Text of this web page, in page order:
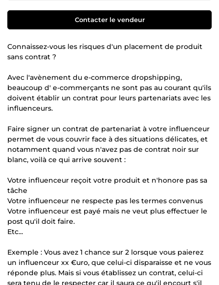
Contacter le vendeur
Connaissez-vous les risques d'un placement de produit
sans contrat ?
Avec l'avènement du e-commerce dropshipping,
beaucoup d' e-commerçants ne sont pas au courant qu'ils
doivent établir un contrat pour leurs partenariats avec les
influenceurs.
Faire signer un contrat de partenariat à votre influenceur
permet de vous couvrir face à des situations délicates, et
notamment quand vous n'avez pas de contrat noir sur
blanc, voilà ce qui arrive souvent :
Votre influenceur reçoit votre produit et n'honore pas sa
tâche
Votre influenceur ne respecte pas les termes convenus
Votre influenceur est payé mais ne veut plus effectuer le
post qu'il doit faire.
Etc...
Exemple : Vous avez 1 chance sur 2 lorsque vous paierez
un influenceur xx €uro, que celui-ci disparaisse et ne vous
réponde plus. Mais si vous établissez un contrat, celui-ci
sera tenu de le respecter car il saura ce qu'il encourt s'il